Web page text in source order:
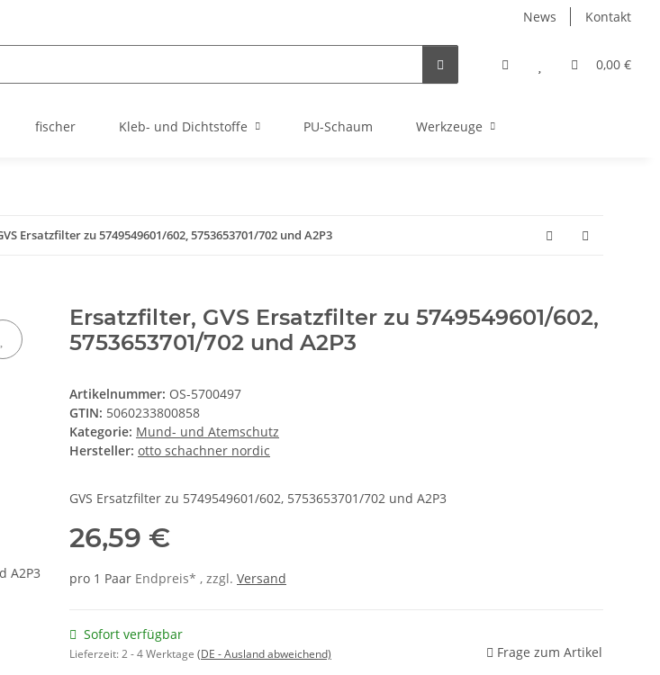
News Kontakt
0,00 €
fischer Kleb- und Dichtstoffe PU-Schaum Werkzeuge
Ersatzfilter zu 5749549601/602, 5753653701/702 und A2P3
Ersatzfilter, GVS Ersatzfilter zu 5749549601/602,
5753653701/702 und A2P3
Artikelnummer: OS-5700497
GTIN: 5060233800858
Kategorie: Mund- und Atemschutz
Hersteller: otto schachner nordic
GVS Ersatzfilter zu 5749549601/602, 5753653701/702 und A2P3
26,59 €
pro 1 Paar Endpreis* , zzgl. Versand
Sofort verfügbar
Lieferzeit:2 - 4 Werktage (DE - Ausland abweichend) Frage zum Artikel